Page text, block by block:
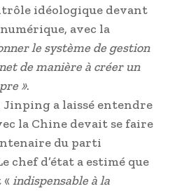
idéologique devant
avec la
le système de gestion
de manière à créer un
».
Jinping a laissé entendre
la Chine devait se faire
du parti
chef d’état a estimé que
«indispensable à la